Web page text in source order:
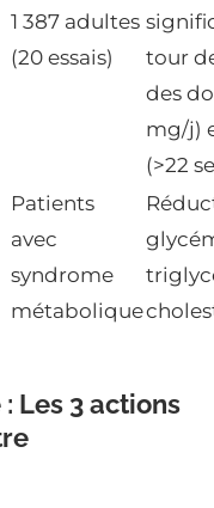
1 387 adultes
(20 essais)
tour
des
mg/j)
(>22
Patients
avec
syndrome
métabolique
Les 3 actions